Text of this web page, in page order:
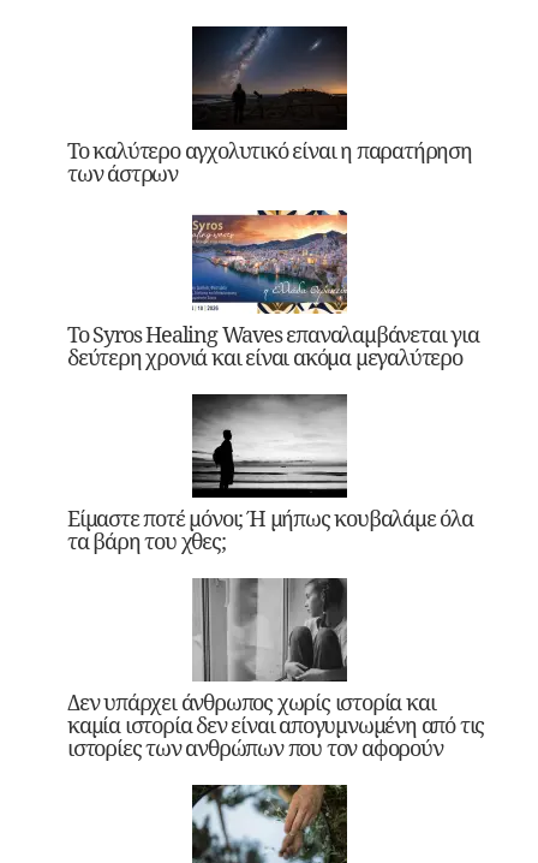
Το καλύτερο αγχολυτικό είναι η παρατήρηση
των άστρων
Το Syros Healing Waves επαναλαμβάνεται για
δεύτερη χρονιά και είναι ακόμα μεγαλύτερο
Είμαστε ποτέ μόνοι; Ή μήπως κουβαλάμε όλα
τα βάρη του χθες;
Δεν υπάρχει άνθρωπος χωρίς ιστορία και
καμία ιστορία δεν είναι απογυμνωμένη από τις
ιστορίες των ανθρώπων που τον αφορούν